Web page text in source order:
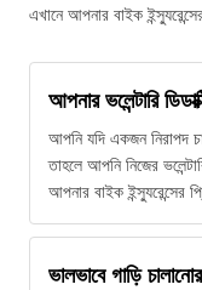
এখানে আপনার বাইক
আপনার ভলেন্টারি
আপনি যদি একজন নিরাপদ
তাহলে আপনি নিজের
আপনার বাইক ইন্স্যুরেন্সের
ভালভাবে গাড়ি